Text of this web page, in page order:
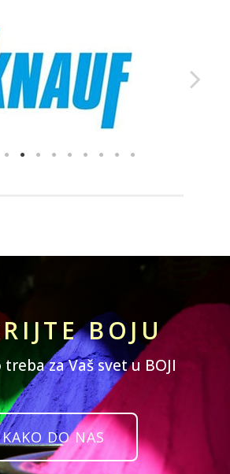
BOJU
za Vaš svet u BOJI
KAKO DO NAS